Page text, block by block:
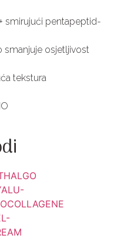
smirujući pentapeptid-
smanjuje osjetljivost
tekstura